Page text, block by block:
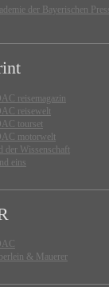
der Bayerischen
reisemagazin
reisewelt
tourset
motorwelt
der Wissenschaft
eins
& Mauerer